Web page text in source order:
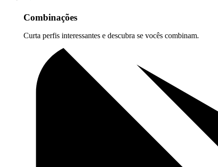
Combinações
Curta perfis interessantes e descubra se vocês combinam.